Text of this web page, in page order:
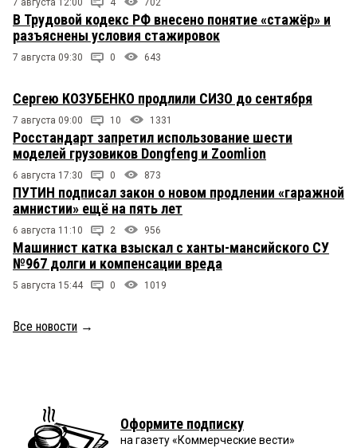
7 августа 12:00 4 702
В Трудовой кодекс РФ внесено понятие «стажёр» и
разъяснены условия стажировок
7 августа 09:30 0 643
Сергею КОЗУБЕНКО продлили СИЗО до сентября
7 августа 09:00 10 1331
Росстандарт запретил использование шести
моделей грузовиков Dongfeng и Zoomlion
6 августа 17:30 0 873
ПУТИН подписал закон о новом продлении «гаражной
амнистии» ещё на пять лет
6 августа 11:10 2 956
Машинист катка взыскал с ханты-мансийского СУ
№967 долги и компенсации вреда
5 августа 15:44 0 1019
Все новости →
Оформите подписку
на газету «Коммерческие вести»